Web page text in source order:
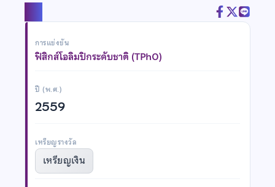
การแข่งขัน
ฟิสิกส์โอลิมปิกระดับชาติ (TPhO)
ปี (พ.ศ.)
2559
เหรียญรางวัล
เหรียญเงิน